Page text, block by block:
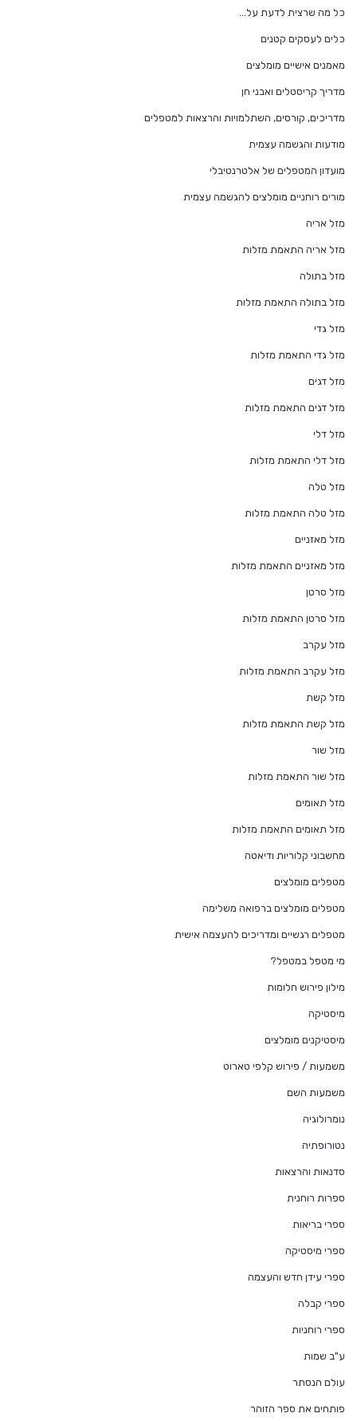
כל מה שרצית לדעת על…
כלים לעסקים קטנים
מאמנים אישיים מומלצים
מדריך קריסטלים ואבני חן
מדריכים, קורסים, השתלמויות והרצאות למטפלים
מודעות והגשמה עצמית
מועדון המטפלים של אלטרנטיבלי
מורים רוחניים מומלצים להגשמה עצמית
מזל אריה
מזל אריה התאמת מזלות
מזל בתולה
מזל בתולה התאמת מזלות
מזל גדי
מזל גדי התאמת מזלות
מזל דגים
מזל דגים התאמת מזלות
מזל דלי
מזל דלי התאמת מזלות
מזל טלה
מזל טלה התאמת מזלות
מזל מאזניים
מזל מאזניים התאמת מזלות
מזל סרטן
מזל סרטן התאמת מזלות
מזל עקרב
מזל עקרב התאמת מזלות
מזל קשת
מזל קשת התאמת מזלות
מזל שור
מזל שור התאמת מזלות
מזל תאומים
מזל תאומים התאמת מזלות
מחשבוני קלוריות ודיאטה
מטפלים מומלצים
מטפלים מומלצים ברפואה משלימה
מטפלים רגשיים ומדריכים להעצמה אישית
מי מטפל במטפל?
מילון פירוש חלומות
מיסטיקה
מיסטיקנים מומלצים
משמעות / פירוש קלפי טארוט
משמעות השם
נומרולוגיה
נטורופתיה
סדנאות והרצאות
ספרות רוחנית
ספרי בריאות
ספרי מיסטיקה
ספרי עידן חדש והעצמה
ספרי קבלה
ספרי רוחניות
ע"ב שמות
עולם הנסתר
פותחים את ספר הזוהר